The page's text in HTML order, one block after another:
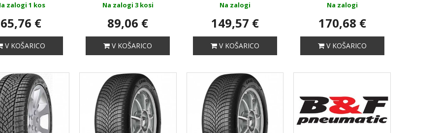
zalogi 1 kos
65,76 €
V KOŠARICO
Na zalogi 3 kosi
89,06 €
V KOŠARICO
Na zalogi
149,57 €
V KOŠARICO
Na zalogi
170,68 €
V KOŠARICO